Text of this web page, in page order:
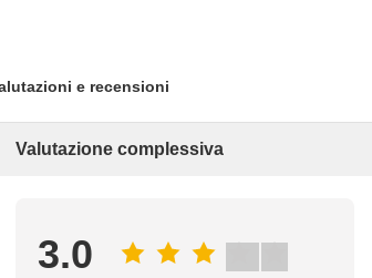
e recensioni
Valutazione complessiva
3.0